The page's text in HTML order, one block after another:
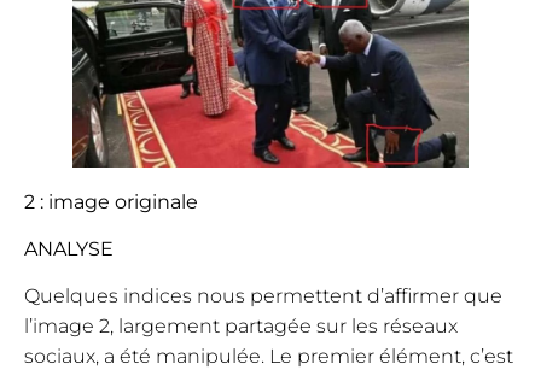
2 : image originale
ANALYSE
Quelques indices nous permettent d’affirmer que
l’image 2, largement partagée sur les réseaux
sociaux, a été manipulée. Le premier élément, c’est